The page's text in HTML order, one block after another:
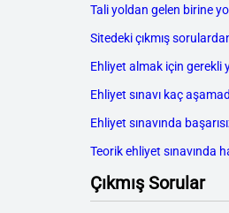
Tali yoldan gelen birine
Sitedeki çıkmış
Ehliyet almak için gerekli
Ehliyet sınavı kaç
Ehliyet sınavında
Teorik ehliyet sınavında
Çıkmış Sorular